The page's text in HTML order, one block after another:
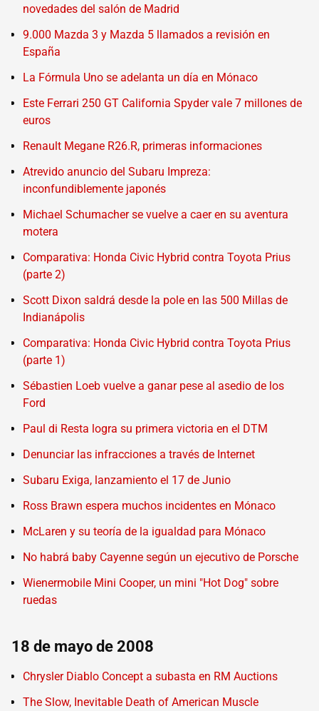
novedades del salón de Madrid
9.000 Mazda 3 y Mazda 5 llamados a revisión en
España
La Fórmula Uno se adelanta un día en Mónaco
Este Ferrari 250 GT California Spyder vale 7 millones de
euros
Renault Megane R26.R, primeras informaciones
Atrevido anuncio del Subaru Impreza:
inconfundiblemente japonés
Michael Schumacher se vuelve a caer en su aventura
motera
Comparativa: Honda Civic Hybrid contra Toyota Prius
(parte 2)
Scott Dixon saldrá desde la pole en las 500 Millas de
Indianápolis
Comparativa: Honda Civic Hybrid contra Toyota Prius
(parte 1)
Sébastien Loeb vuelve a ganar pese al asedio de los
Ford
Paul di Resta logra su primera victoria en el DTM
Denunciar las infracciones a través de Internet
Subaru Exiga, lanzamiento el 17 de Junio
Ross Brawn espera muchos incidentes en Mónaco
McLaren y su teoría de la igualdad para Mónaco
No habrá baby Cayenne según un ejecutivo de Porsche
Wienermobile Mini Cooper, un mini "Hot Dog" sobre
ruedas
18 de mayo de 2008
Chrysler Diablo Concept a subasta en RM Auctions
The Slow, Inevitable Death of American Muscle